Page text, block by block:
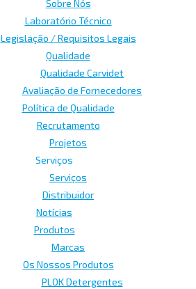
Sobre Nós
Laboratório Técnico
Legislação / Requisitos Legais
Qualidade
Qualidade Carvidet
Avaliação de Fornecedores
Política de Qualidade
Recrutamento
Projetos
Serviços
Serviços
Distribuidor
Notícias
Produtos
Marcas
Os Nossos Produtos
PLOK Detergentes